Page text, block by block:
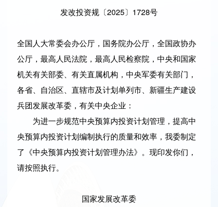
发改投资规〔2025〕1728号
全国人大常委会办公厅，国务院办公厅，全国政协办
公厅，最高人民法院，最高人民检察院，中央和国家
机关有关部委、有关直属机构，中央军委有关部门，
各省、自治区、直辖市及计划单列市、新疆生产建设
兵团发展改革委，有关中央企业：
为进一步规范中央预算内投资计划管理，提高中
央预算内投资计划编制执行的质量和效率，我委制定
了《中央预算内投资计划管理办法》。现印发你们，
请按照执行。
国家发展改革委